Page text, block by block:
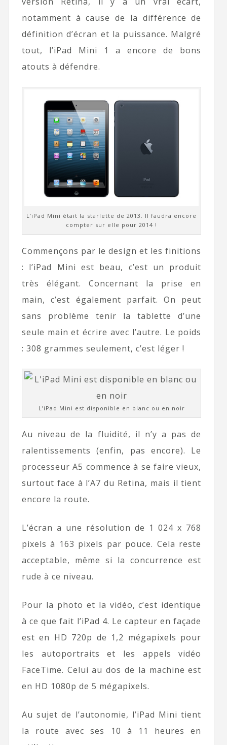
notamment à cause de la différence de
définition d’écran et la puissance. Malgré
tout, l’iPad Mini 1 a encore de bons
atouts à défendre.
L’iPad Mini était la starlette de 2013. Il faudra encore
compter sur elle pour 2014 !
Commençons par le design et les finitions
: l’iPad Mini est beau, c’est un produit
très élégant. Concernant la prise en
main, c’est également parfait. On peut
sans problème tenir la tablette d’une
seule main et écrire avec l’autre. Le poids
: 308 grammes seulement, c’est léger !
L’iPad Mini est disponible en blanc ou en noir
Au niveau de la fluidité, il n’y a pas de
ralentissements (enfin, pas encore). Le
processeur A5 commence à se faire vieux,
surtout face à l’A7 du Retina, mais il tient
encore la route.
L’écran a une résolution de 1 024 x 768
pixels à 163 pixels par pouce. Cela reste
acceptable, même si la concurrence est
rude à ce niveau.
Pour la photo et la vidéo, c’est identique
à ce que fait l’iPad 4. Le capteur en façade
est en HD 720p de 1,2 mégapixels pour
les autoportraits et les appels vidéo
FaceTime. Celui au dos de la machine est
en HD 1080p de 5 mégapixels.
Au sujet de l’autonomie, l’iPad Mini tient
la route avec ses 10 à 11 heures en